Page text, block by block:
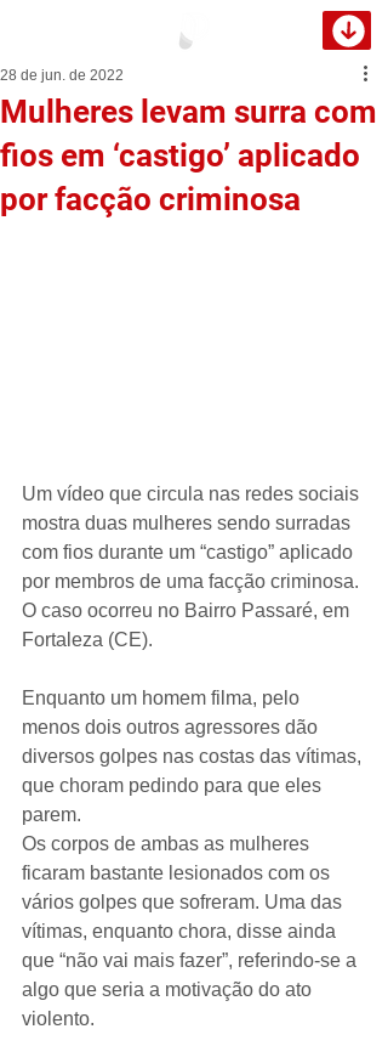
Mulheres levam surra com
fios em ‘castigo’ aplicado
por facção criminosa
28 de jun. de 2022
Um vídeo que circula nas redes sociais
mostra duas mulheres sendo surradas
com fios durante um “castigo” aplicado
por membros de uma facção criminosa.
O caso ocorreu no Bairro Passaré, em
Fortaleza (CE).
Enquanto um homem filma, pelo
menos dois outros agressores dão
diversos golpes nas costas das vítimas,
que choram pedindo para que eles
parem.
Os corpos de ambas as mulheres
ficaram bastante lesionados com os
vários golpes que sofreram. Uma das
vítimas, enquanto chora, disse ainda
que “não vai mais fazer”, referindo-se a
algo que seria a motivação do ato
violento.